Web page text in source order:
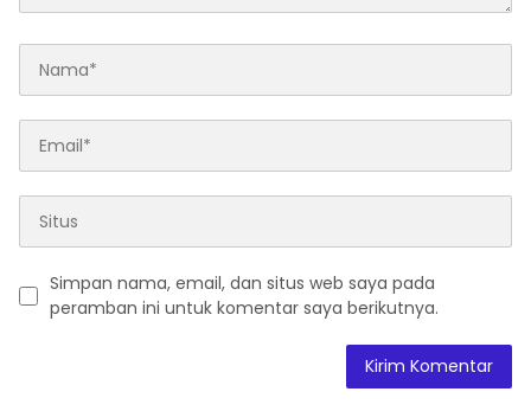
Simpan nama, email, dan situs web saya pada
peramban ini untuk komentar saya berikutnya.